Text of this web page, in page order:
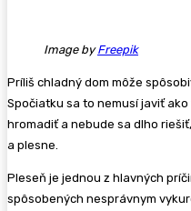
Image byFreepik
Príliš chladný dom môže
Spočiatku sa to nemusí javiť
hromadiť a nebude sa dlho
a plesne.
Pleseň je jednou z hlavných
spôsobených nesprávnym